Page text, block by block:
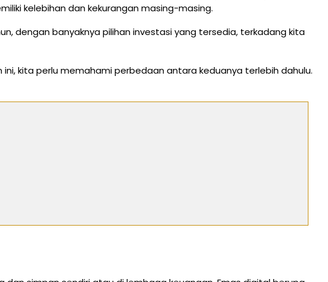
kelebihan dan kekurangan masing-masing.
dengan banyaknya pilihan investasi yang tersedia, terkadang kita
kita perlu memahami perbedaan antara keduanya terlebih dahulu.